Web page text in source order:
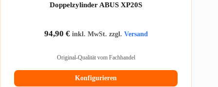
Doppelzylinder ABUS XP20S
94,90 € inkl. MwSt. zzgl. Versand
Original-Qualität vom Fachhandel
Konfigurieren